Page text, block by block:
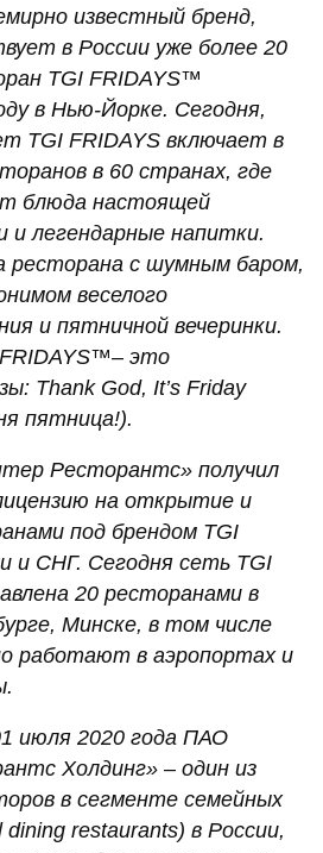
известный бренд,
в России уже более 20
TGI FRIDAYS™️
в Нью-Йорке. Сегодня,
TGI FRIDAYS включает в
в 60 странах, где
блюда настоящей
и легендарные напитки.
ресторана с шумным баром,
веселого
и пятничной вечеринки.
это
Thank God, It’s Friday
пятница!).
Ресторантс» получил
на открытие и
под брендом TGI
и СНГ. Сегодня сеть TGI
20 ресторанами в
Минске, в том числе
работают в аэропортах и
июля 2020 года ПАО
Холдинг» – один из
в сегменте семейных
restaurants) в России,